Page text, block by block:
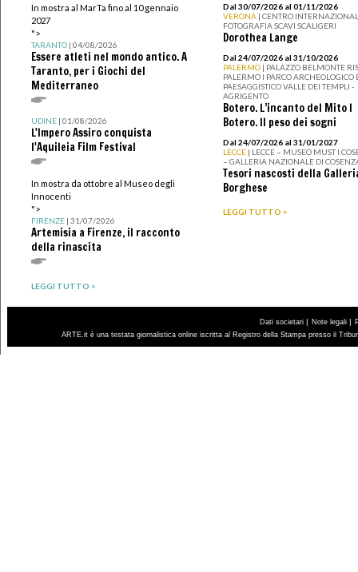
In mostra al MarTa fino al 10 gennaio
2027
">
TARANTO| 04/08/2026
Essere atleti nel mondo antico. A
Taranto, per i Giochi del
Mediterraneo
UDINE| 01/08/2026
L'Impero Assiro conquista
l'Aquileia Film Festival
In mostra da ottobre al Museo degli
Innocenti
">
FIRENZE| 31/07/2026
Artemisia a Firenze, il racconto
della rinascita
LEGGI TUTTO >
Dal 30/07/2026 al 01/11/2026
VERONA | CENTRO
FOTOGRAFIA SCAVI SCALIGERI
Dorothea Lange
Dal 24/07/2026 al 31/10/2026
PALERMO | PALAZZO BELMONTE
PALERMO I PARCO ARCHEOLOGICO
PAESAGGISTICO VALLE DEI TEMPLI -
AGRIGENTO
Botero. L’incanto del Mito I
Botero. Il peso dei sogni
Dal 24/07/2026 al 31/01/2027
LECCE | LECCE – MUSEO MUST I
– GALLERIA NAZIONALE DI
Tesori nascosti della
Borghese
LEGGI TUTTO >
Dati societari | Note legali |
ARTE.it è una testata giornalistica online iscritta al Registro della Stampa presso il